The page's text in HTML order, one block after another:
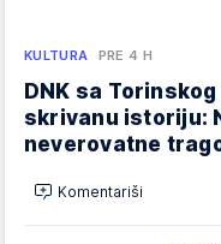
KULTURA PRE 4 H
DNK sa
skrivanu istoriju:
neverovatne
Komentariši